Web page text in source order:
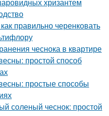
правильно черенковать
чеснока в квартире
простой способ
простые способы
соленый чеснок: простой